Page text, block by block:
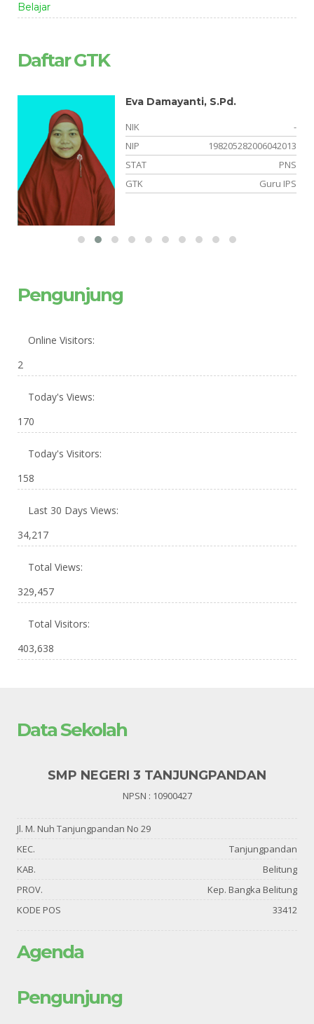
Belajar
Daftar GTK
Eva Damayanti, S.Pd.
NIK
-
NIP
198205282006042013
STAT
PNS
GTK
Guru IPS
Pengunjung
Online Visitors:
2
Today's Views:
170
Today's Visitors:
158
Last 30 Days Views:
34,217
Total Views:
329,457
Total Visitors:
403,638
Data Sekolah
SMP NEGERI 3 TANJUNGPANDAN
NPSN : 10900427
Jl. M. Nuh Tanjungpandan No 29
KEC.
Tanjungpandan
KAB.
Belitung
PROV.
Kep. Bangka Belitung
KODE POS
33412
Agenda
Pengunjung